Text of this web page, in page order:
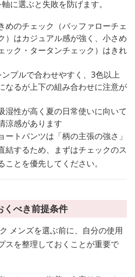
に選ぶと失敗を防げます。
めのチェック（バッファローチェ
）はカジュアル感が強く、小さめ
ック・タータンチェック）はきれ
ンプルで合わせやすく、3色以上
なるが上下の組み合わせに注意が
湿性が高く夏の日常使いに向いて
涼感があります
トパンツは「柄の主張の強さ」
結するため、まずはチェックのス
とを優先してください。
くべき前提条件
メンズを選ぶ前に、自分の使用
スを整理しておくことが重要で